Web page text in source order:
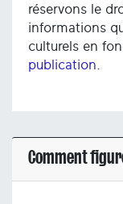
réservons le
informations
culturels en
publication
Comment